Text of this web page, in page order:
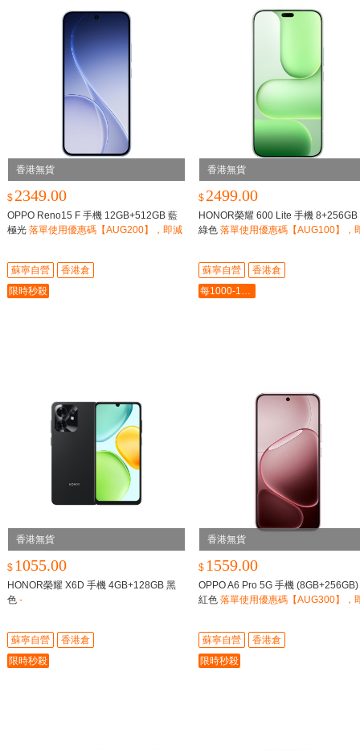
香港無貨
$ 2349.00
OPPO Reno15 F 手機 12GB+512GB 藍
極光 落單使用優惠碼【AUG200】，即減
蘇寧自營
香港倉
限時秒殺
香港無貨
$ 2499.00
HONOR榮耀 600 Lite 手機 8+256GB
綠色 落單使用優惠碼【AUG100】，
蘇寧自營
香港倉
每1000-100最多-5000
香港無貨
$ 1055.00
HONOR榮耀 X6D 手機 4GB+128GB 黑
色 -
蘇寧自營
香港倉
限時秒殺
香港無貨
$ 1559.00
OPPO A6 Pro 5G 手機
紅色 落單使用優惠碼【AUG300】，
蘇寧自營
香港倉
限時秒殺